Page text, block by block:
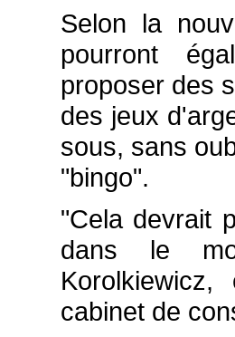
Selon la
pourront
proposer des
des jeux
sous, sans
"bingo".
"Cela devrait
dans le
cabinet de